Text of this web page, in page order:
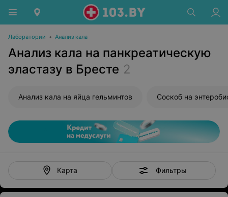
Лаборатории • Анализ кала
Анализ кала на панкреатическую
эластазу в Бресте 2
Анализ кала на яйца гельминтов Соскоб на
Карта Фильтры